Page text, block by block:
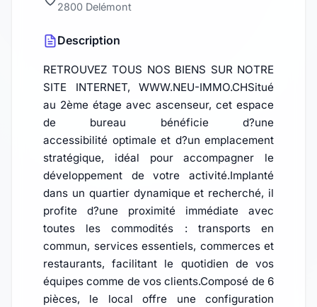
2800 Delémont
Description
RETROUVEZ TOUS NOS BIENS SUR NOTRE
SITE INTERNET, WWW.NEU-IMMO.CHSitué
au 2ème étage avec ascenseur, cet espace
de bureau bénéficie d?une
accessibilité optimale et d?un emplacement
stratégique, idéal pour accompagner le
développement de votre activité.Implanté
dans un quartier dynamique et recherché, il
profite d?une proximité immédiate avec
toutes les commodités : transports en
commun, services essentiels, commerces et
restaurants, facilitant le quotidien de vos
équipes comme de vos clients.Composé de 6
pièces, le local offre une configuration